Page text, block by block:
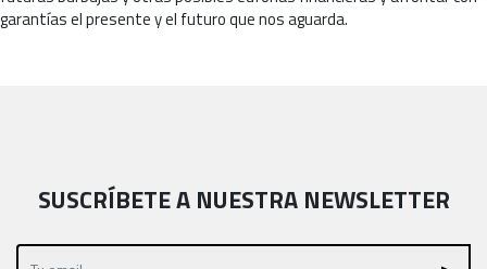
garantías el presente y el futuro que nos aguarda.
SUSCRÍBETE A NUESTRA NEWSLETTER